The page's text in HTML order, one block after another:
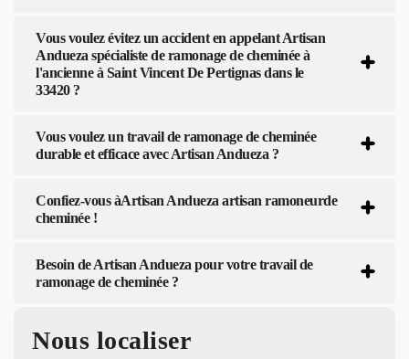
Vous voulez évitez un accident en appelant Artisan
Andueza spécialiste de ramonage de cheminée à
l'ancienne à Saint Vincent De Pertignas dans le
33420 ?
Vous voulez un travail de ramonage de cheminée
durable et efficace avec Artisan Andueza ?
Confiez-vous àArtisan Andueza artisan ramoneurde
cheminée !
Besoin de Artisan Andueza pour votre travail de
ramonage de cheminée ?
Nous localiser